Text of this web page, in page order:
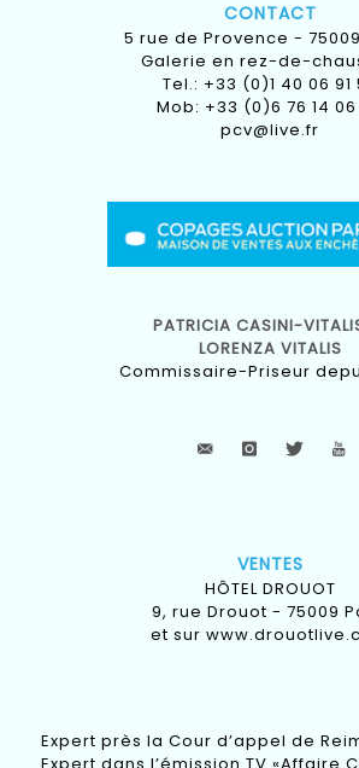
CONTACT
5 rue de Provence - 75009
Galerie en rez-de-
Tel.: +33 (0)1 40 06 91
Mob: +33 (0)6 76 14 06
pcv@live.fr
PATRICIA CASINI-
LORENZA VITALIS
Commissaire-Priseur
VENTES
HÔTEL DROUOT
9, rue Drouot - 75009
et sur
Expert près la Cour d’appel de